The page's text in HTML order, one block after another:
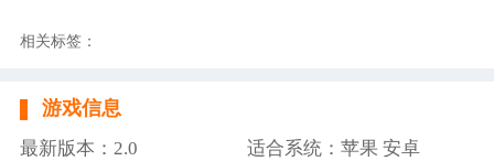
相关标签：
游戏信息
最新版本：2.0
适合系统：苹果 安卓